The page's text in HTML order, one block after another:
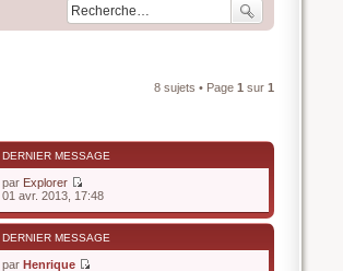
8 sujets • Page 1 sur 1
DERNIER MESSAGE
par Explorer
V
i
r
l
e
01 avr. 2013, 17:48
DERNIER MESSAGE
par Henrique